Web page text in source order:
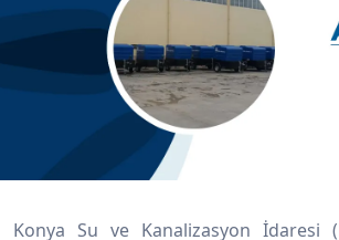
Konya Su ve Kanalizasyon İdaresi